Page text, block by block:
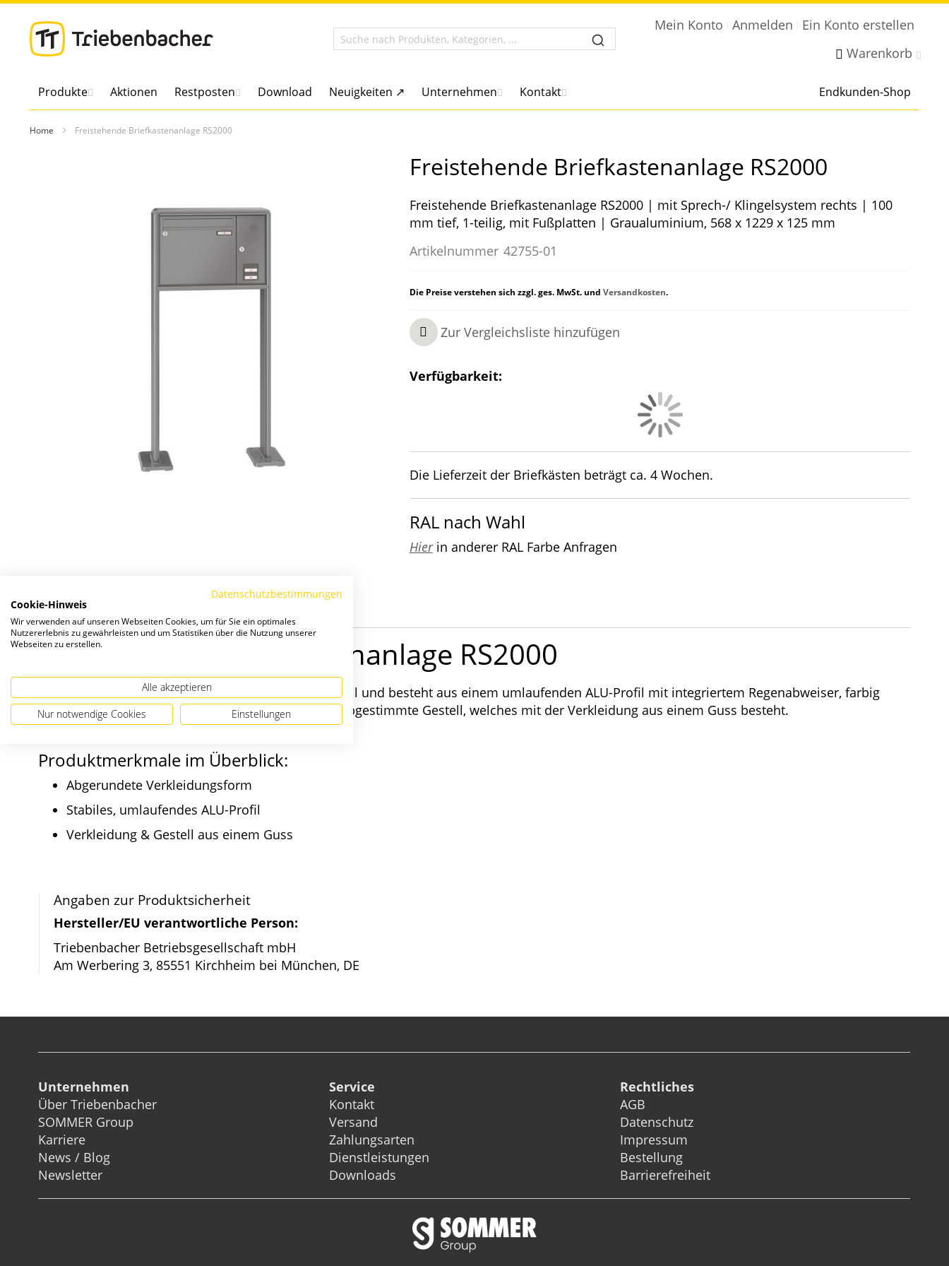
Direkt
zum
Mein Konto Anmelden
Ein Konto erstellen
Warenkorb
Produkte Aktionen Restposten Download Neuigkeiten ↗ Unternehmen Kontakt Endkunden-Shop
Home Freistehende Briefkastenanlage RS2000
springen
Freistehende Briefkastenanlage RS2000
Freistehende Briefkastenanlage RS2000 | mit Sprech-/ Klingelsystem rechts | 100
mm tief, 1-teilig, mit Fußplatten | Graualuminium, 568 x 1229 x 125 mm
Artikelnummer 42755-01
Die Preise verstehen sich zzgl. ges. MwSt. und Versandkosten.
Zur Vergleichsliste hinzufügen
Verfügbarkeit:
Die Lieferzeit der Briefkästen beträgt ca. 4 Wochen.
RAL nach Wahl
Hierin anderer RAL Farbe Anfragen
Details
Freistehende Briefkastenanlage RS2000
Das abgerundete Design des RS2000 ist äußerst stabil und besteht aus einem umlaufenden ALU-Profil mit integriertem Regenabweiser, farbig
pulverbeschichtet. Mit inbegriffen ist das exzellent abgestimmte Gestell, welches mit der Verkleidung aus einem Guss besteht.
Produktmerkmale im Überblick:
Abgerundete Verkleidungsform
Stabiles, umlaufendes ALU-Profil
Verkleidung & Gestell aus einem Guss
Angaben zur Produktsicherheit
Hersteller/EU verantwortliche Person:
Triebenbacher Betriebsgesellschaft mbH
Am Werbering 3, 85551 Kirchheim bei München, DE
Unternehmen
Über Triebenbacher
SOMMER Group
Karriere
News / Blog
Newsletter
Service
Kontakt
Versand
Zahlungsarten
Dienstleistungen
Downloads
Rechtliches
AGB
Datenschutz
Impressum
Bestellung
Barrierefreiheit
Datenschutzbestimmungen
Cookie-Hinweis
Wir verwenden auf unseren Webseiten Cookies, um für Sie ein optimales
Nutzererlebnis zu gewährleisten und um Statistiken über die Nutzung unserer
Webseiten zu erstellen.
Alle akzeptieren
Nur notwendige Cookies Einstellungen